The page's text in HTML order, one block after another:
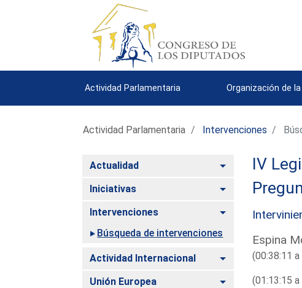
Actividad Parlamentaria Organización de
Actividad Parlamentaria Intervenciones
Actualidad Alternar
Iniciativas Alternar
Intervenciones
Alternar
Búsqueda de intervenciones
Actividad Internacional Alternar
Unión Europea Alternar
IV
Espina
(00:38:11
(01:13:15